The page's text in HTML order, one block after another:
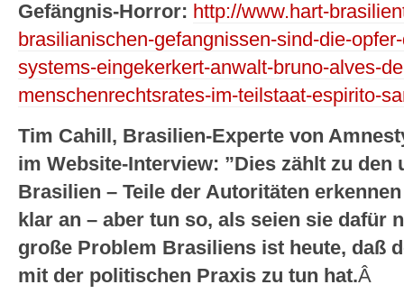
Gefängnis-Horror: http://www.hart-
brasilianischen-gefangnissen-sind-die-
systems-eingekerkert-anwalt-bruno-alves-
menschenrechtsrates-im-teilstaat-espirito-
Tim Cahill, Brasilien-Experte von
im Website-Interview: ”Dies zählt zu den
Brasilien – Teile der Autoritäten
klar an – aber tun so, als seien sie dafür
große Problem Brasiliens ist heute, daß
mit der politischen Praxis zu tun hat.Â